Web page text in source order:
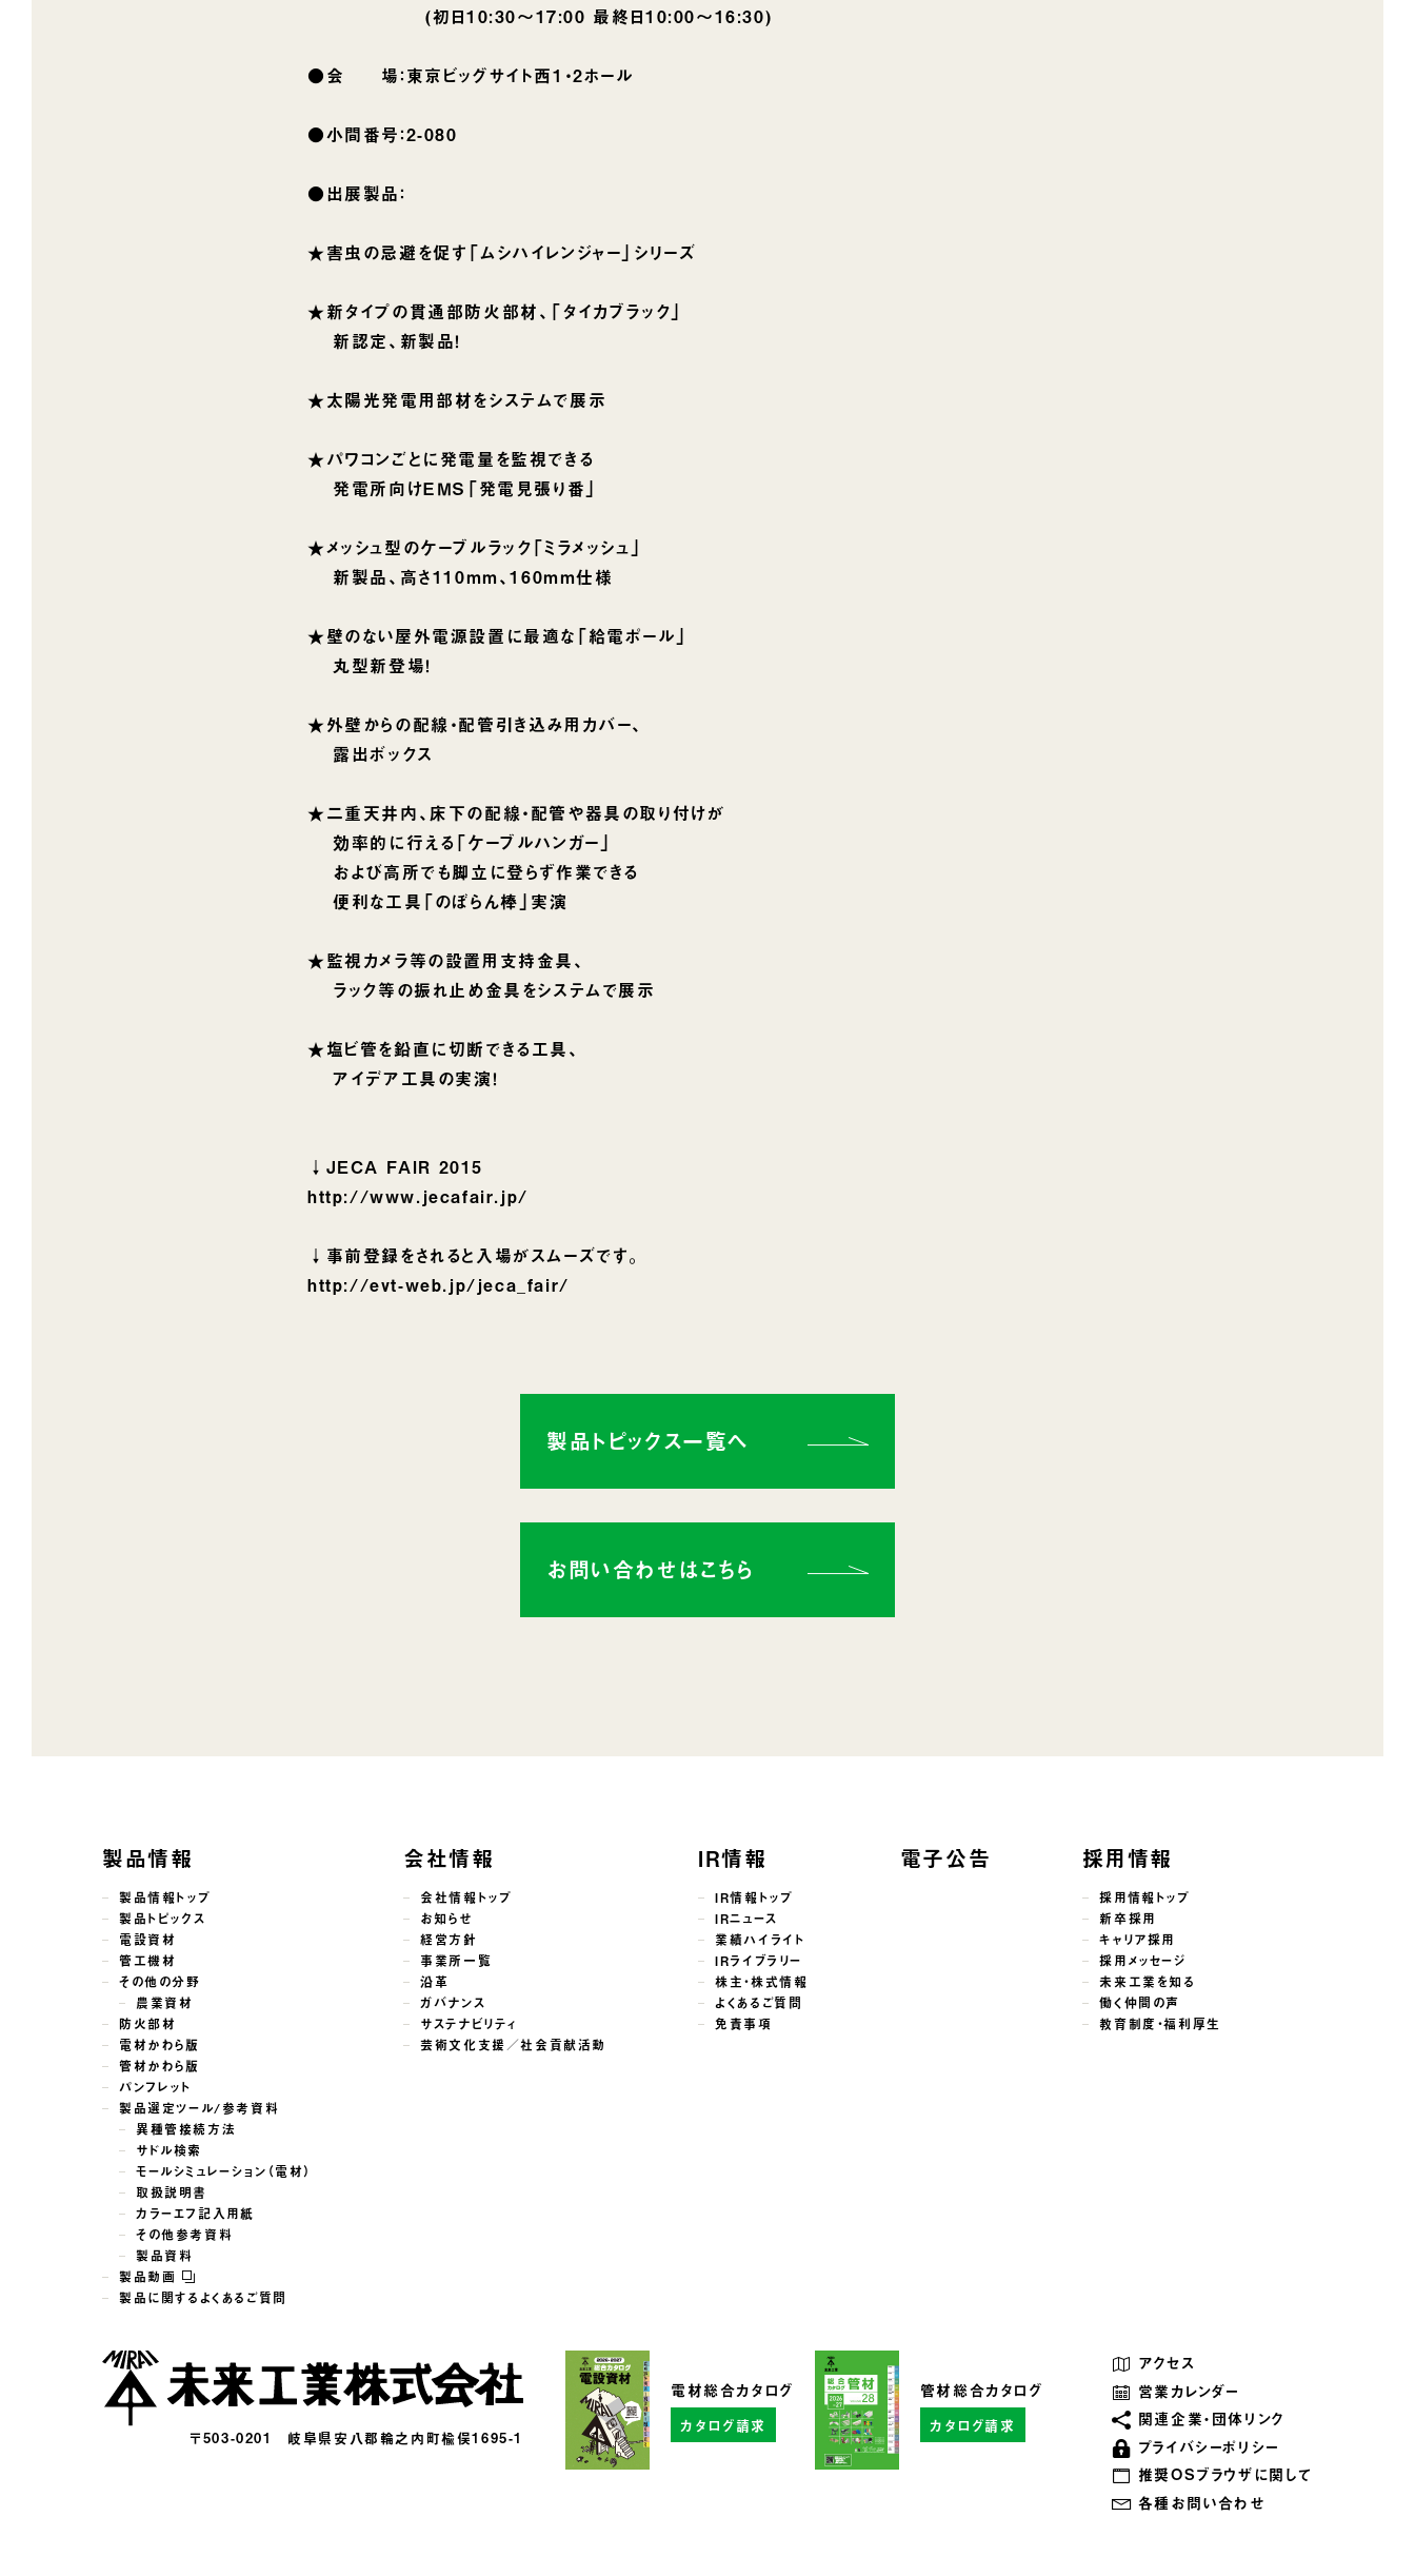
(初日10:30〜17:00 最終日10:00〜16:30)
●会 場：東京ビッグサイト西1・2ホール
●小間番号：2-080
●出展製品：
★害虫の忌避を促す「ムシハイレンジャー」シリーズ
★新タイプの貫通部防火部材、「タイカブラック」
新認定、新製品！
★太陽光発電用部材をシステムで展示
★パワコンごとに発電量を監視できる
発電所向けＥＭＳ「発電見張り番」
★メッシュ型のケーブルラック「ミラメッシュ」
新製品、高さ110ｍｍ、160ｍｍ仕様
★壁のない屋外電源設置に最適な「給電ポール」
丸型新登場！
★外壁からの配線・配管引き込み用カバー、
露出ボックス
★二重天井内、床下の配線・配管や器具の取り付けが
効率的に行える「ケーブルハンガー」
および高所でも脚立に登らず作業できる
便利な工具「のぼらん棒」実演
★監視カメラ等の設置用支持金具、
ラック等の振れ止め金具をシステムで展示
★塩ビ管を鉛直に切断できる工具、
アイデア工具の実演！
↓JECA FAIR 2015
http://www.jecafair.jp/
↓事前登録をされると入場がスムーズです。
http://evt-web.jp/jeca_fair/
製品トピックス一覧へ
お問い合わせはこちら
製品情報
製品情報トップ
製品トピックス
電設資材
管工機材
その他の分野
農業資材
防火部材
電材かわら版
管材かわら版
パンフレット
製品選定ツール/参考資料
異種管接続方法
サドル検索
モールシミュレーション（電材）
取扱説明書
カラーエフ記入用紙
その他参考資料
製品資料
製品動画
製品に関するよくあるご質問
会社情報
会社情報トップ
お知らせ
経営方針
事業所一覧
沿革
ガバナンス
サステナビリティ
芸術文化支援／社会貢献活動
IR情報
IR情報トップ
IRニュース
業績ハイライト
IRライブラリー
株主・株式情報
よくあるご質問
免責事項
電子公告 採用情報
採用情報トップ
新卒採用
キャリア採用
採用メッセージ
未来工業を知る
働く仲間の声
教育制度・福利厚生
〒503-0201 岐阜県安八郡輪之内町楡俣1695-1
電材総合カタログ
カタログ請求
管材総合カタログ
カタログ請求
アクセス
営業カレンダー
関連企業・団体リンク
プライバシーポリシー
推奨OSブラウザに関して
各種お問い合わせ